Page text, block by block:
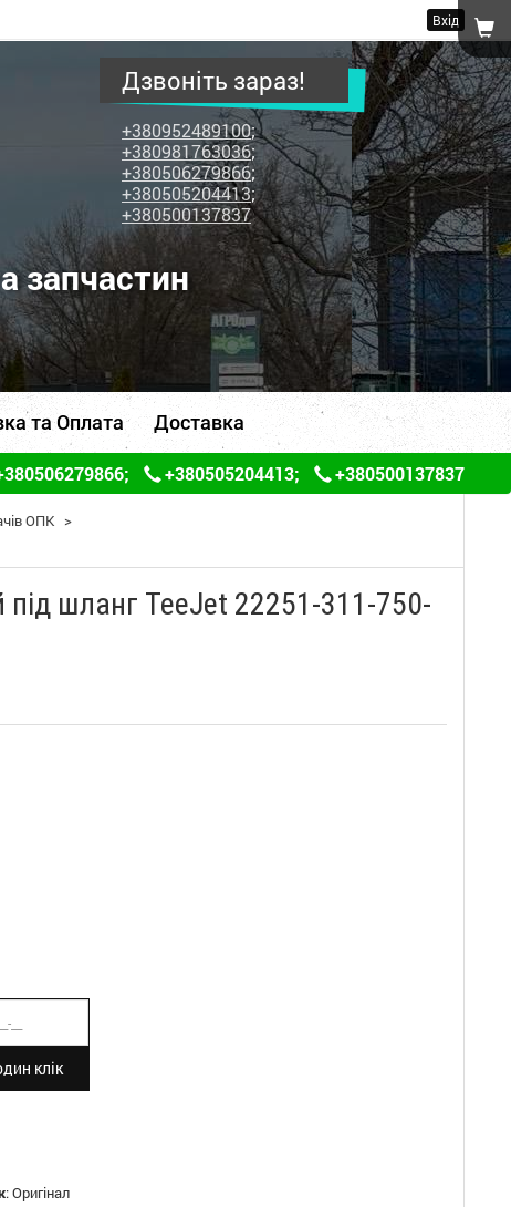
Вхід
Дзвоніть зараз!
+380952489100;
+380981763036;
+380506279866;
+380505204413;
+380500137837
запчастин
та Оплата Доставка
; +380505204413; +380500137837
ОПК >
під шланг TeeJet 22251-311-750-
клік
:Оригінал